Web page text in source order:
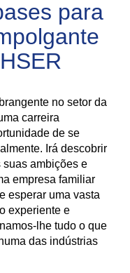
para
no setor da
carreira
de se
Irá descobrir
suas ambições e
empresa familiar
esperar uma vasta
experiente e
lhe tudo o que
das indústrias